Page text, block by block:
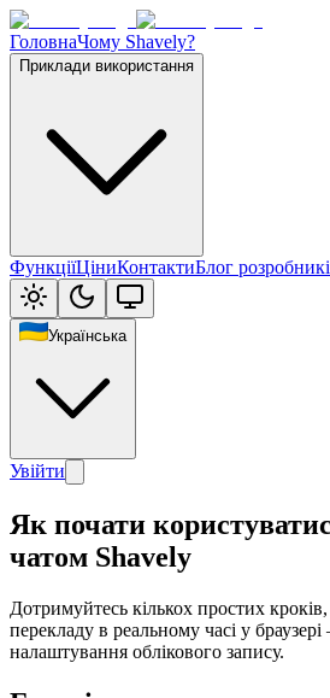
ГоловнаЧому Shavely?
Приклади використання
ФункціїЦіниКонтактиБлог
Українська
Увійти
Як почати
чатом Shavely
Дотримуйтесь кількох простих
перекладу в реальному часі у
налаштування облікового запису.